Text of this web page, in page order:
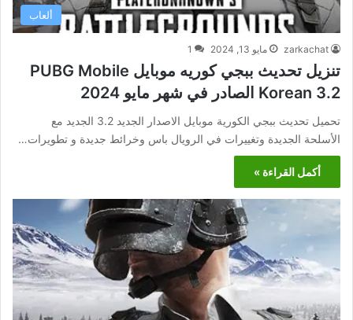
ألعاب
zarkachat مايو 13, 2024 1
تنزيل تحديث ببجي كوريه موبايل PUBG Mobile
Korean 3.2 الصادر في شهر مايو 2024
تحميل تحديث ببجي الكورية موبايل الاصدار الجديد 3.2 الجديد مع
الأسلحة الجديدة وتغييرات في الرويال باس وخرائط جديدة و تطويرات…
أكمل القراءة »